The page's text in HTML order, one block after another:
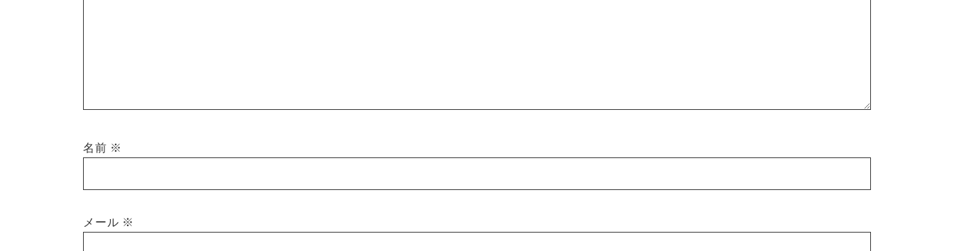
名前 ※
メール ※